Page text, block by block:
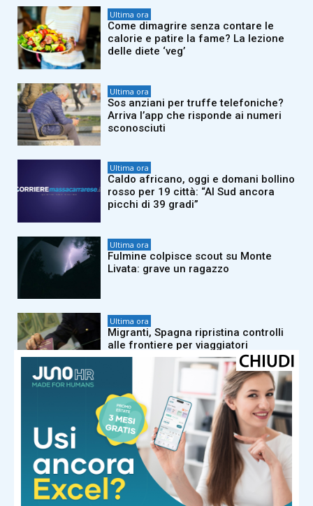
Ultima ora
Come dimagrire senza contare le
calorie e patire la fame? La lezione
delle diete ‘veg’
Ultima ora
Sos anziani per truffe telefoniche?
Arriva l’app che risponde ai numeri
sconosciuti
Ultima ora
Caldo africano, oggi e domani bollino
rosso per 19 città: “Al Sud ancora
picchi di 39 gradi”
Ultima ora
Fulmine colpisce scout su Monte
Livata: grave un ragazzo
Ultima ora
Migranti, Spagna ripristina controlli
alle frontiere per viaggiatori
dall’Italia
Ultima ora
Zendaya e Tom Holland, una mega
festa di matrimonio nella campagna
inglese
Ultima ora
SuperEnalotto, estrazione numeri
combinazione vincente oggi 7 agosto